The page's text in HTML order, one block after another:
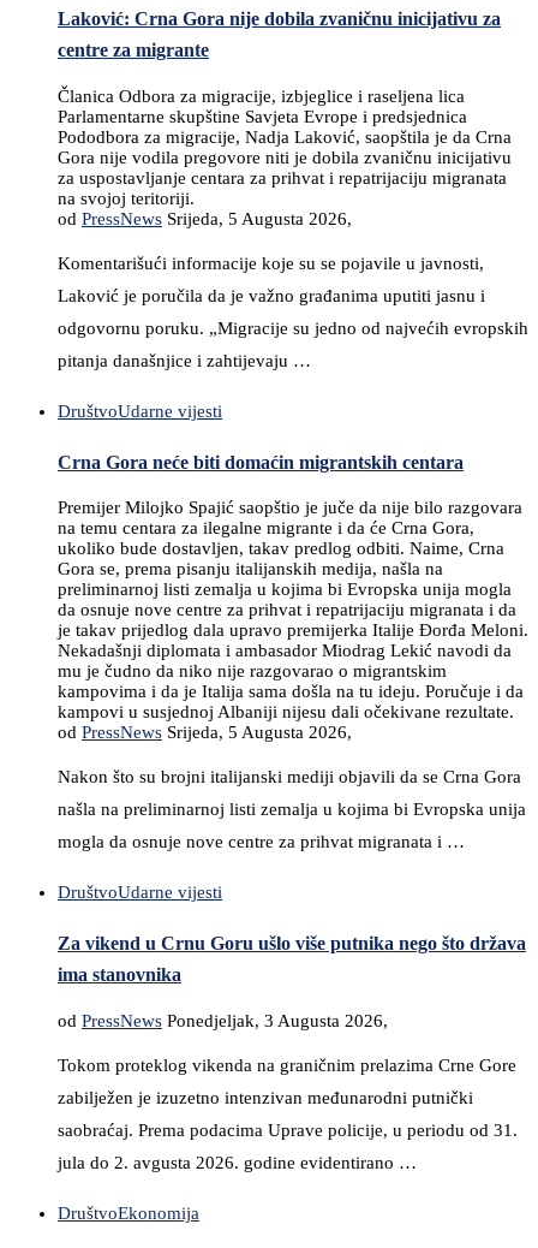
Laković: Crna Gora nije dobila zvaničnu inicijativu za
centre za migrante
Članica Odbora za migracije, izbjeglice i raseljena lica
Parlamentarne skupštine Savjeta Evrope i predsjednica
Pododbora za migracije, Nadja Laković, saopštila je da Crna
Gora nije vodila pregovore niti je dobila zvaničnu inicijativu
za uspostavljanje centara za prihvat i repatrijaciju migranata
na svojoj teritoriji.
od PressNews Srijeda, 5 Augusta 2026,
Komentarišući informacije koje su se pojavile u javnosti,
Laković je poručila da je važno građanima uputiti jasnu i
odgovornu poruku. „Migracije su jedno od najvećih evropskih
pitanja današnjice i zahtijevaju …
DruštvoUdarne vijesti
Crna Gora neće biti domaćin migrantskih centara
Premijer Milojko Spajić saopštio je juče da nije bilo razgovara
na temu centara za ilegalne migrante i da će Crna Gora,
ukoliko bude dostavljen, takav predlog odbiti. Naime, Crna
Gora se, prema pisanju italijanskih medija, našla na
preliminarnoj listi zemalja u kojima bi Evropska unija mogla
da osnuje nove centre za prihvat i repatrijaciju migranata i da
je takav prijedlog dala upravo premijerka Italije Đorđa Meloni.
Nekadašnji diplomata i ambasador Miodrag Lekić navodi da
mu je čudno da niko nije razgovarao o migrantskim
kampovima i da je Italija sama došla na tu ideju. Poručuje i da
kampovi u susjednoj Albaniji nijesu dali očekivane rezultate.
od PressNews Srijeda, 5 Augusta 2026,
Nakon što su brojni italijanski mediji objavili da se Crna Gora
našla na preliminarnoj listi zemalja u kojima bi Evropska unija
mogla da osnuje nove centre za prihvat migranata i …
DruštvoUdarne vijesti
Za vikend u Crnu Goru ušlo više putnika nego što država
ima stanovnika
od PressNews Ponedjeljak, 3 Augusta 2026,
Tokom proteklog vikenda na graničnim prelazima Crne Gore
zabilježen je izuzetno intenzivan međunarodni putnički
saobraćaj. Prema podacima Uprave policije, u periodu od 31.
jula do 2. avgusta 2026. godine evidentirano …
DruštvoEkonomija